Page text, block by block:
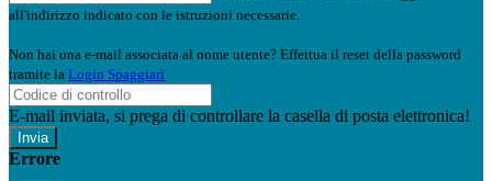
all'indirizzo indicato con le istruzioni necessarie.
Non hai una e-mail associata al nome utente? Effettua il reset della password
tramite la Login Spaggiari
E-mail inviata, si prega di controllare la casella di posta elettronica!
Errore